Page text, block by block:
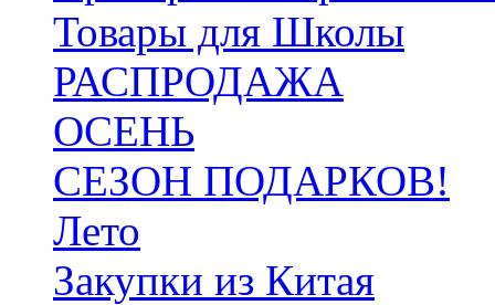
Товары для Школы
РАСПРОДАЖА
ОСЕНЬ
СЕЗОН ПОДАРКОВ!
Лето
Закупки из Китая